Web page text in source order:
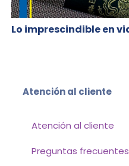
Lo imprescindible en
Atención al cliente
Atención al cliente
Preguntas frecuentes